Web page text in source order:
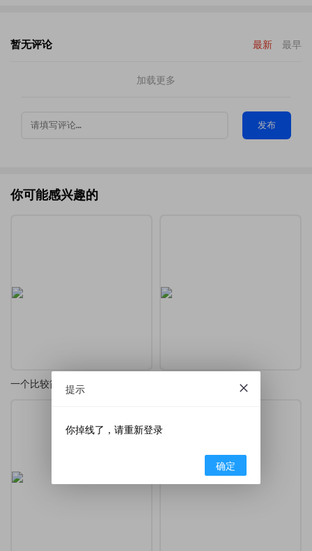
暂无评论 最新 最早
加载更多
发布
你可能感兴趣的
一个比较简单的中文信件模板 LaTeX 线圈日记本模板
提示
你掉线了，请重新登录
确定